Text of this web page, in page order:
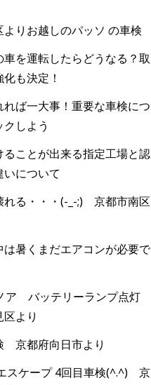
よりお越しのパッソ の車検
車を運転したらどうなる？取
も決定！
れば一大事！重要な車検につ
しよう
ることが出来る指定工場と認
について
れる・・・(-_-;) 京都市南区
は暑くまだエアコンが必要で
ア バッテリーランプ点灯
より
京都府向日市より
スケープ 4回目車検(^.^) 京